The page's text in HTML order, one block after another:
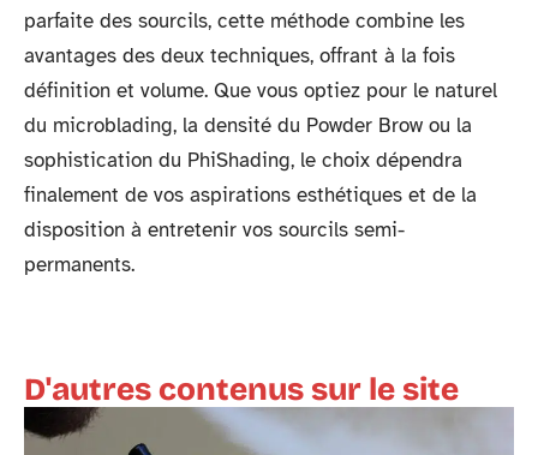
parfaite des sourcils, cette méthode combine les
avantages des deux techniques, offrant à la fois
définition et volume. Que vous optiez pour le naturel
du microblading, la densité du Powder Brow ou la
sophistication du PhiShading, le choix dépendra
finalement de vos aspirations esthétiques et de la
disposition à entretenir vos sourcils semi-
permanents.
D'autres contenus sur le site